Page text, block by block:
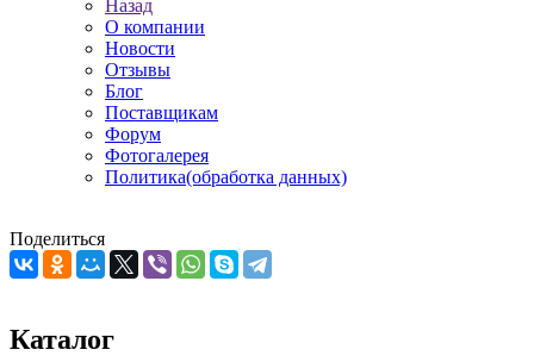
Назад
О компании
Новости
Отзывы
Блог
Поставщикам
Форум
Фотогалерея
Политика(обработка данных)
Поделиться
Каталог